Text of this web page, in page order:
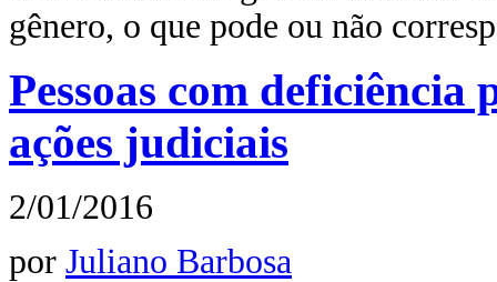
gênero, o que pode ou não
Pessoas com
ações judiciais
2/01/2016
por Juliano Barbosa